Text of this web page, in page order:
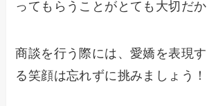
ってもらうことがとても大切だか
商談を行う際には、愛嬌を表現
る笑顔は忘れずに挑みましょう！